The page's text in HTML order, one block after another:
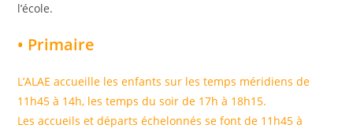
l’école.
• Primaire
L’ALAE accueille les enfants sur les temps méridiens de
11h45 à 14h, les temps du soir de 17h à 18h15.
Les accueils et départs échelonnés se font de 11h45 à